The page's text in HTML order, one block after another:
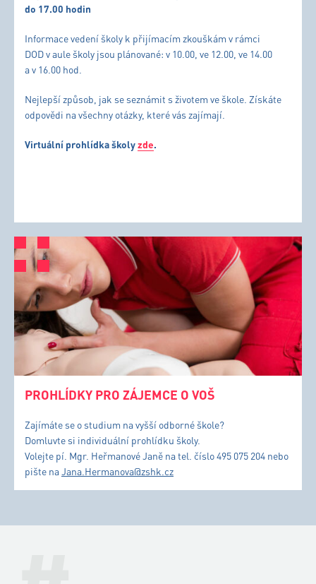
do 17.00 hodin
Informace vedení školy k přijímacím zkouškám v rámci
DOD v aule školy jsou plánované: v 10.00, ve 12.00, ve 14.00
a v 16.00 hod.
Nejlepší způsob, jak se seznámit s životem ve škole. Získáte
odpovědi na všechny otázky, které vás zajímají.
Virtuální prohlídka školyzde.
PROHLÍDKY PRO ZÁJEMCE O VOŠ
Zajímáte se o studium na vyšší odborné škole?
Domluvte si individuální prohlídku školy.
Volejte pí. Mgr. Heřmanové Janě na tel. číslo 495 075 204 nebo
pište naJana.Hermanova@zshk.cz